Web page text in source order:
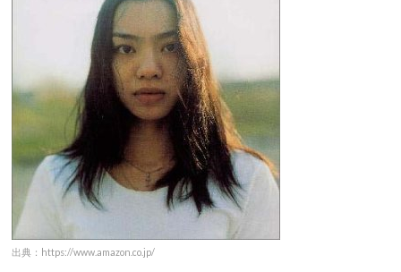
出典：https://www.amazon.co.jp/